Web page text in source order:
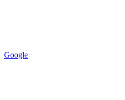
Google